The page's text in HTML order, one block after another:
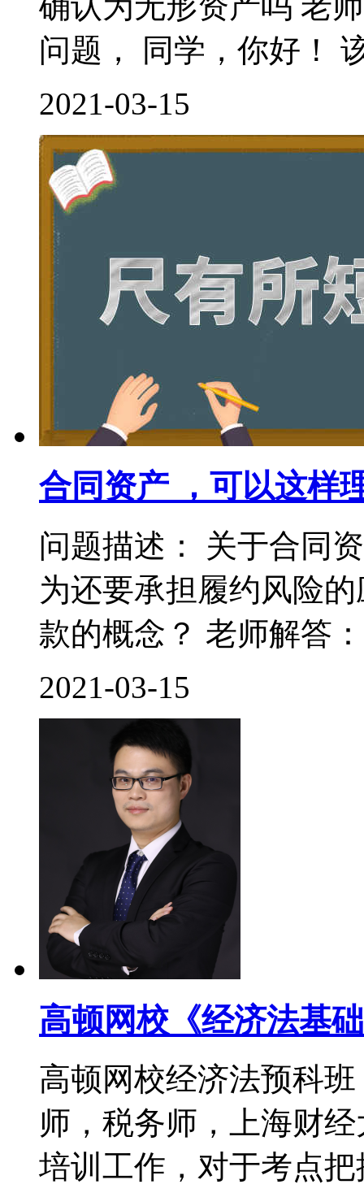
问题， 同学，你好！
2021-03-15
合同资产 ，可以这样
问题描述： 关于合同
为还要承担履约风险
款的概念？ 老师解答
2021-03-15
高顿网校《经济法基
高顿网校经济法预科
师，税务师，上海财
培训工作，对于考点